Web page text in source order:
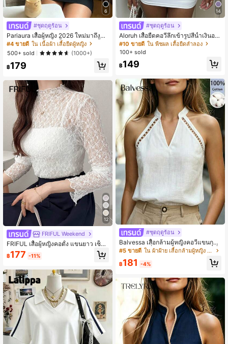
6
#ชุดฤดูร้อน
Pariaura เสื้อผู้หญิง 2026 ใหม่มาถึงสีข
าวถักลายลูกไม้แขนสั้นกระดุมหน้าเสื้อเ
พพลัม - เสื้อเบลาส์ฤดูร้อนที่ยืดหยุ่นสูงเ
ข้ารูปพอดีตัวสำหรับใส่ในชีวิตประจำวั
น
#4 ขายดี ใน เนื้อผ้า เสื้อยืดผู้หญิง
500+ sold
(1000+)
฿179
12
FRIFUL Weekend
FRIFUL เสื้อผู้หญิงคอตั้ง แขนยาว เซ็กซี่
ลูกไม้เข้ารูป
฿177 -11%
14
#ชุดฤดูร้อน
Aloruh เสื้อยืดคอวีลึกเข้ารูปสีน้ำเงินอมเ
ขียวแขนกลางสำหรับผู้หญิง, สำหรับใส่
กลับไปโรงเรียนช่วงต้นฤดูใบไม้ร่วง
#10 ขายดี ใน พืชผล เสื้อยืดลำลอง
100+ sold
฿149
#ชุดฤดูร้อน
Balvessa เสื้อกล้ามผู้หญิงคอวีแขนกุดสี
ขาวผ้าฝ้ายที่สามารถตรวจสอบแหล่งที่
#5 ขายดี ใน ผ้าฝ้าย เสื้อกล้ามผู้หญิง & Camis
฿181 -4%